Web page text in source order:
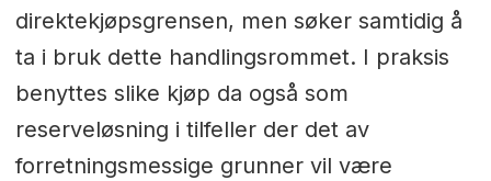
direktekjøpsgrensen, men søker samtidig å
ta i bruk dette handlingsrommet. I praksis
benyttes slike kjøp da også som
reserveløsning i tilfeller der det av
forretningsmessige grunner vil være